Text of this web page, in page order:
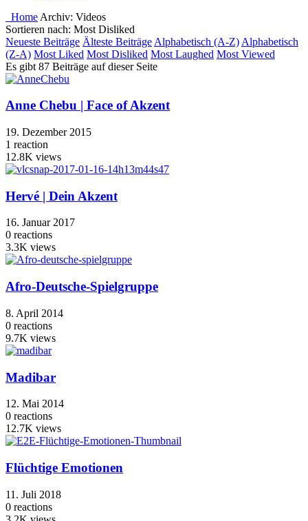
Home Archiv: Videos
Sortieren nach: Most Disliked
Neueste Beiträge Älteste Beiträge Alphabetisch (A-Z) Alphabetisch
(Z-A) Most Liked Most Disliked Most Laughed Most Viewed
Es gibt 87 Beiträge auf dieser Seite
Anne Chebu | Face of Akzent
19. Dezember 2015
1 reaction
12.8K views
Hervé | Dein Akzent
16. Januar 2017
0 reactions
3.3K views
Afro-Deutsche-Spielgruppe
8. April 2014
0 reactions
9.7K views
Madibar
12. Mai 2014
0 reactions
12.7K views
Flüchtige Emotionen
11. Juli 2018
0 reactions